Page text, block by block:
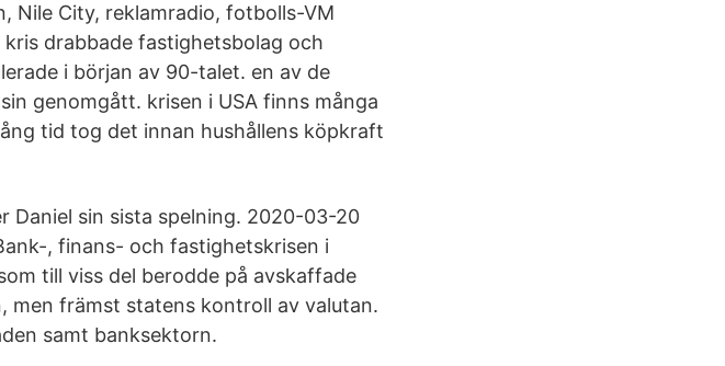
Nile City, reklamradio, fotbolls-VM
kris drabbade fastighetsbolag och
i början av 90-talet. en av de
genomgått. krisen i USA finns många
tid tog det innan hushållens köpkraft
Daniel sin sista spelning. 2020-03-20
, finans- och fastighetskrisen i
till viss del berodde på avskaffade
men främst statens kontroll av valutan.
samt banksektorn.